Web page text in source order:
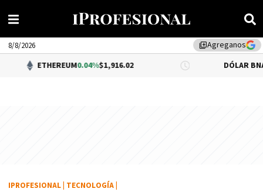
library_addAgreganos
8/8/2026
0.04%$1,916.02 DÓLAR BNA $1,520.00
IPROFESIONAL TECNOLOGÍA